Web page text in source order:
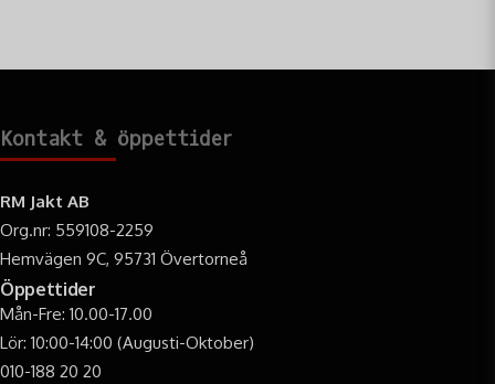
Kontakt & öppettider
RM Jakt AB
Org.nr: 559108-2259
Hemvägen 9C, 95731 Övertorneå
Öppettider
Mån-Fre: 10.00-17.00
Lör: 10:00-14:00 (Augusti-Oktober)
010-188 20 20